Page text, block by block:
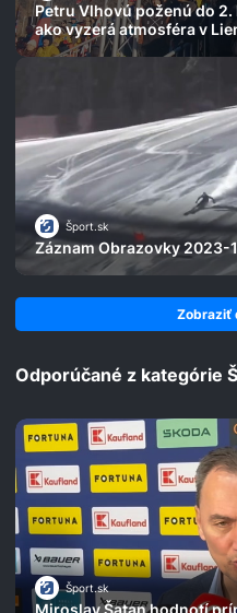
Petru Vlhovú poženú do
ako vyzerá atmosféra v
Šport.sk
Záznam Obrazovky 2023-
Zobraziť
Odporúčané z kategórie
Šport.sk